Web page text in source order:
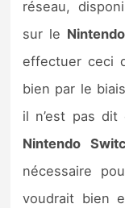
réseau,
sur le
effectuer ceci
bien par le
il n’est pas dit
Nintendo
nécessaire
voudrait bien